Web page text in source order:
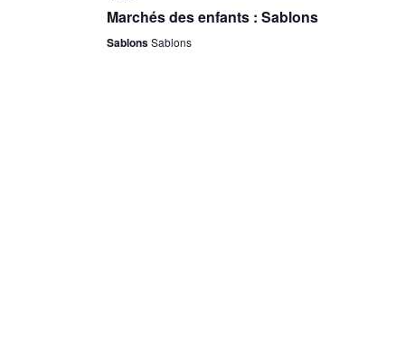
Marchés des enfants : Sablons
SablonsSablons